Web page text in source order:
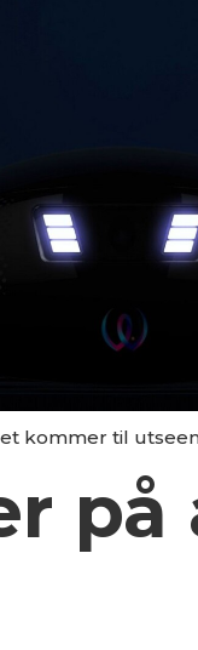
kommer til